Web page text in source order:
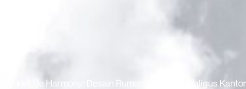
Work-Life Harmony: Desain Rumah Tinggal Sekaligus